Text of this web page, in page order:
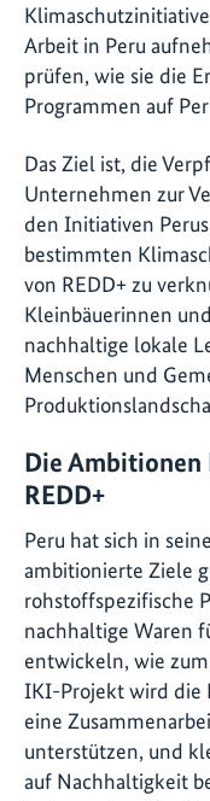
Arbeit in Peru
prüfen, wie sie die
Programmen auf
Das Ziel ist, die
Unternehmen zur
den Initiativen
bestimmten
von REDD+ zu
Kleinbäuerinnen
nachhaltige lokale
Menschen und
Die Ambitionen
REDD+
Peru hat sich in
ambitionierte Ziele
rohstoffspezifische
nachhaltige Waren
entwickeln, wie
IKI-Projekt wird die
eine
unterstützen, und
auf Nachhaltigkeit